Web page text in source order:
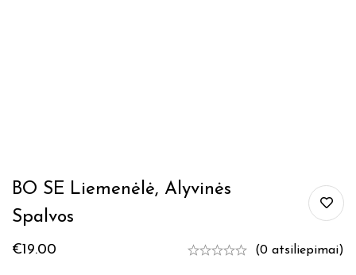
BO SE Liemenėlė, Alyvinės
Spalvos
€19.00 (0 atsiliepimai)